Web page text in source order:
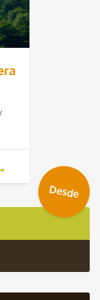
Desde